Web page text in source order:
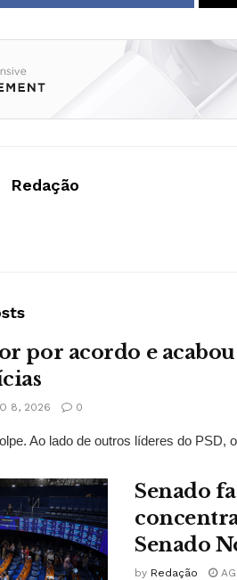
Redação
por acordo e
8, 2026 0
Ao lado de outros líderes do PSD,
Senado
Senado
by Redação